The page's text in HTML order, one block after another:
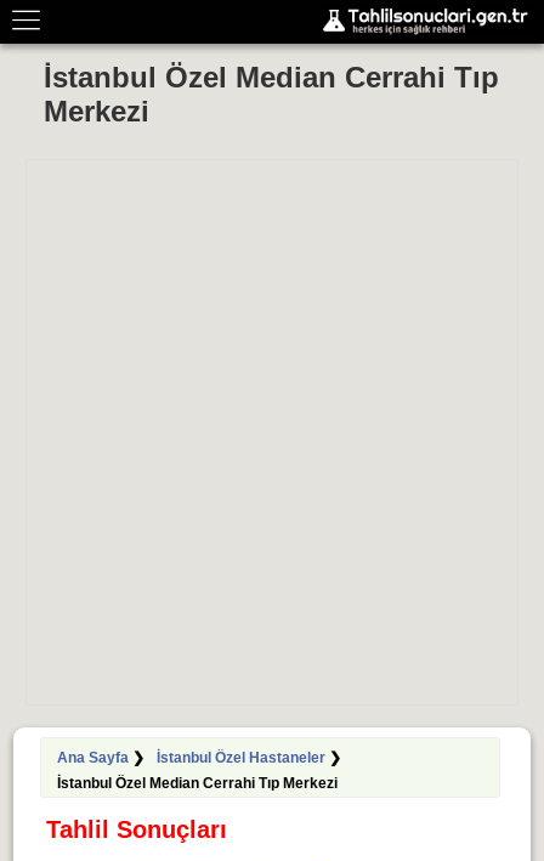
İstanbul Özel Median Cerrahi Tıp
Merkezi
Ana Sayfa❯ İstanbul Özel Hastaneler❯
İstanbul Özel Median Cerrahi Tıp Merkezi
Tahlil Sonuçları